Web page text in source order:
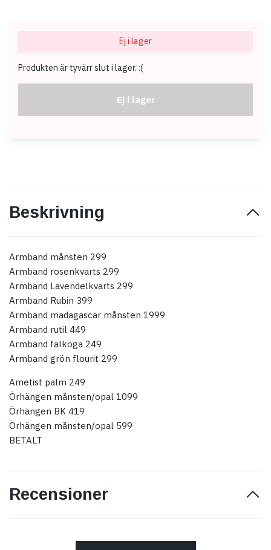
Ej i lager
Produkten är tyvärr slut i lager. :(
Ej i lager
Beskrivning
Armband månsten 299
Armband rosenkvarts 299
Armband Lavendelkvarts 299
Armband Rubin 399
Armband madagascar månsten 1999
Armband rutil 449
Armband falköga 249
Armband grön flourit 299
Ametist palm 249
Örhängen månsten/opal 1099
Örhängen BK 419
Örhängen månsten/opal 599
BETALT
Recensioner